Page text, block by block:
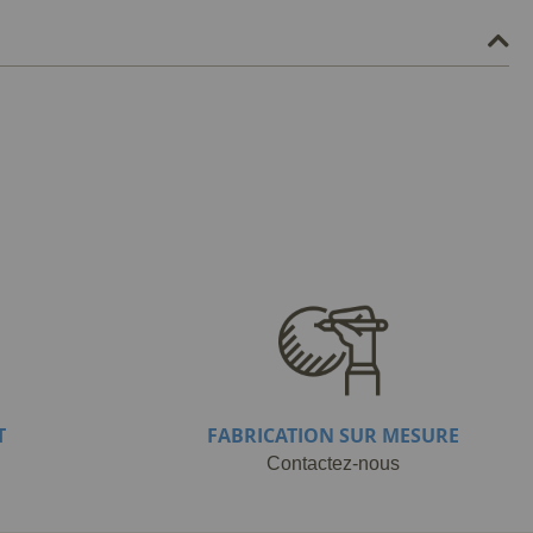
FABRICATION SUR MESURE
Contactez-nous